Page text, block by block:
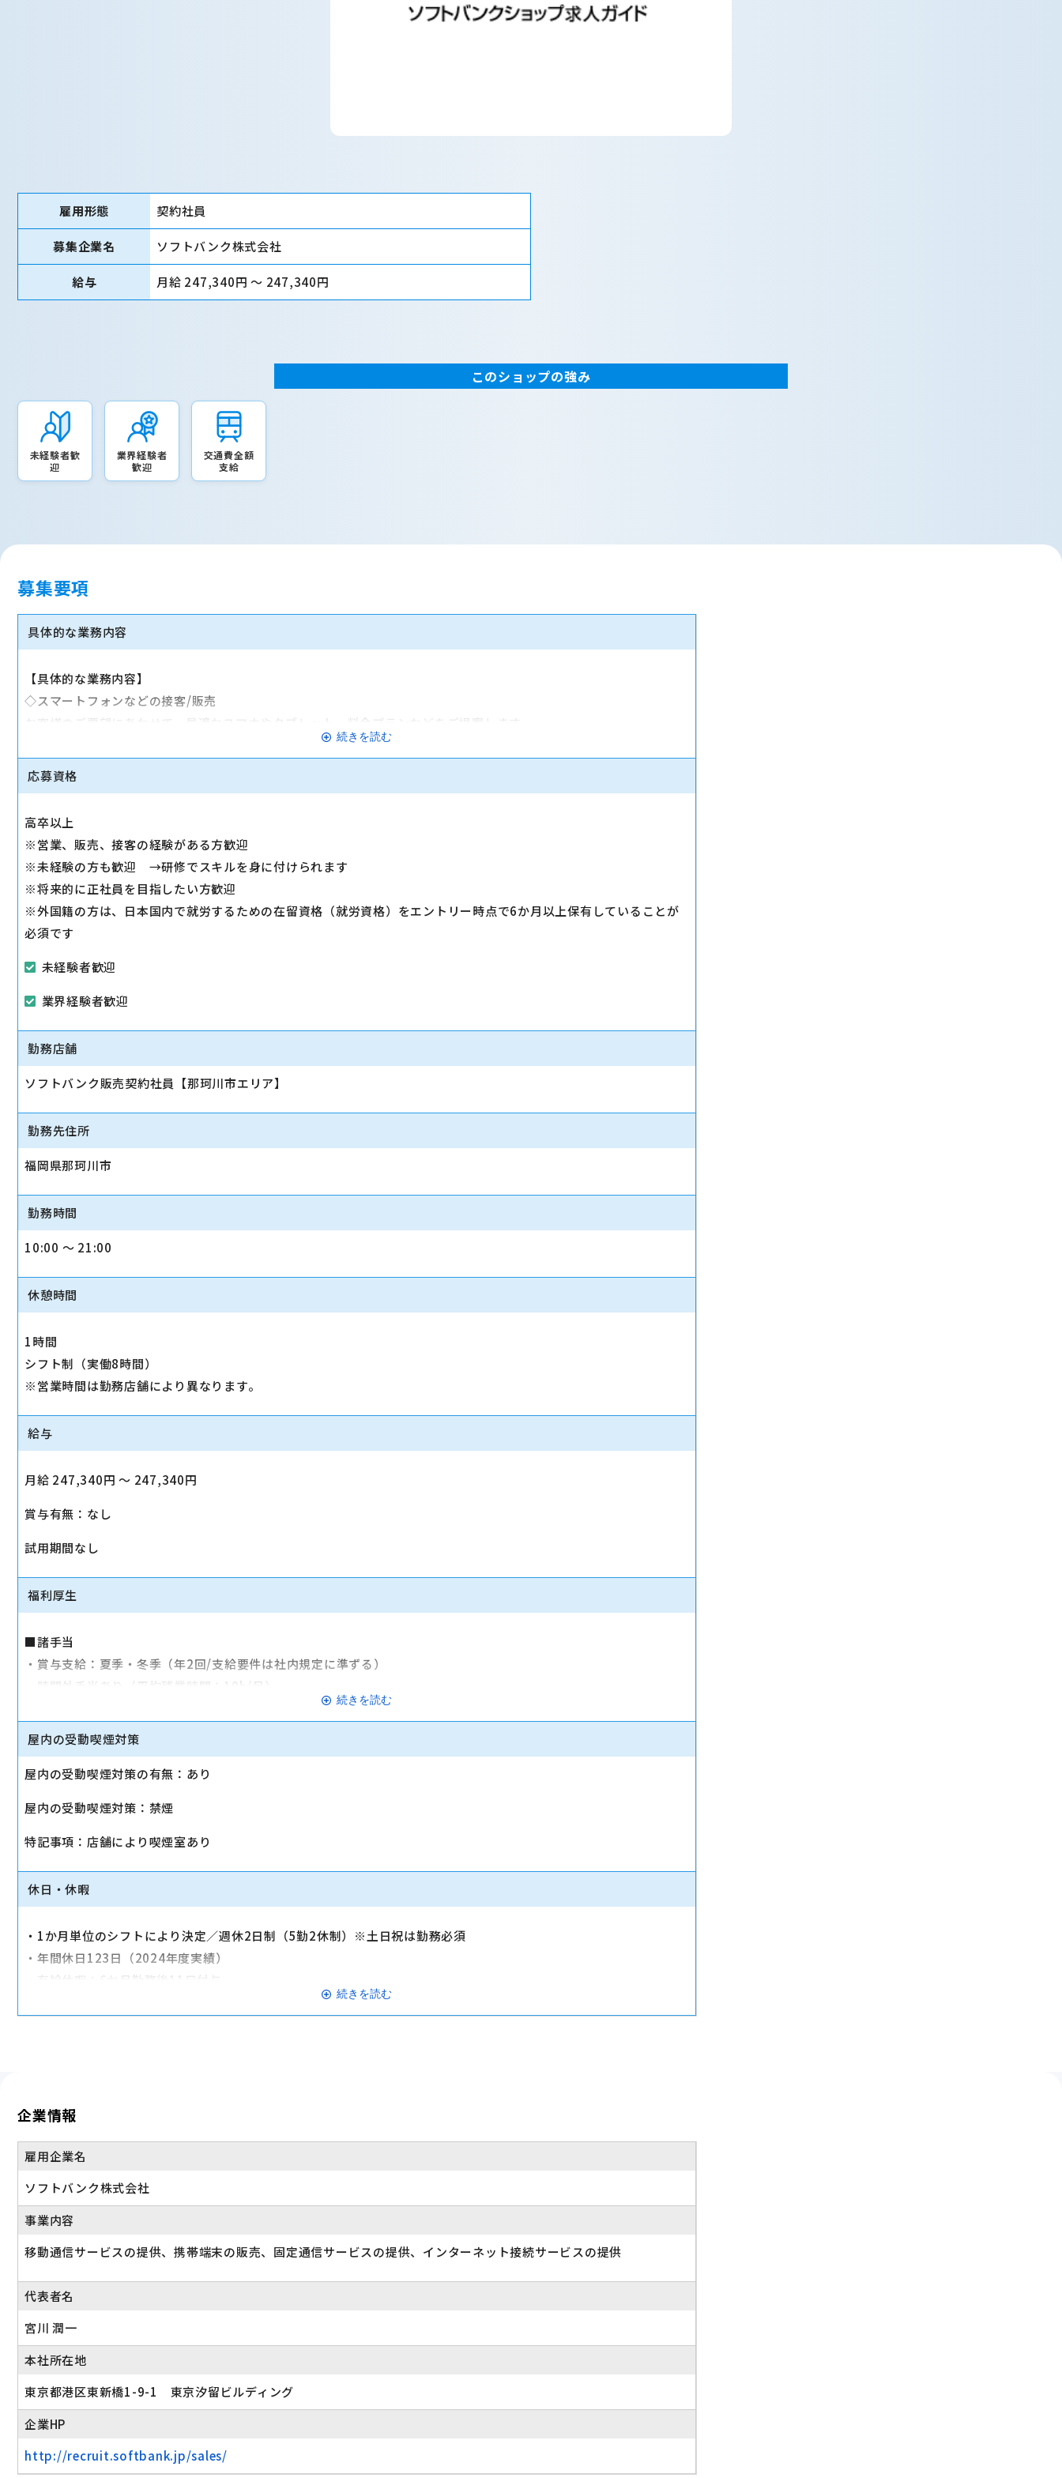
雇用形態 契約社員
募集企業名 ソフトバンク株式会社
給与 月給 247,340円 〜 247,340円
このショップの強み
未経験者歓
迎
業界経験者
歓迎
交通費全額
支給
募集要項
具体的な業務内容
【具体的な業務内容】
◇スマートフォンなどの接客/販売
お客様のご要望にあわせて、最適なスマホやタブレット、料金プランなどをご提案します。
ご希望に応じて『ソフトバンク光』などのブロードバンドサービスをご案内します。
売場のレイアウト変更など魅力的なお店作りをお願いします。
続きを読む
応募資格
高卒以上
※営業、販売、接客の経験がある方歓迎
※未経験の方も歓迎 →研修でスキルを身に付けられます
※将来的に正社員を目指したい方歓迎
※外国籍の方は、日本国内で就労するための在留資格（就労資格）をエントリー時点で6か月以上保有していることが
必須です
未経験者歓迎
業界経験者歓迎
勤務店舗
ソフトバンク販売契約社員【那珂川市エリア】
勤務先住所
福岡県那珂川市
勤務時間
10:00 〜 21:00
休憩時間
1時間
シフト制（実働8時間）
※営業時間は勤務店舗により異なります。
給与
月給 247,340円 〜 247,340円
賞与有無：なし
試用期間なし
福利厚生
■諸手当
・賞与支給：夏季・冬季（年2回/支給要件は社内規定に準ずる）
・時間外手当あり（平均残業時間：10h/月）
■その他
・入社時に研修有（職種・地域によって研修日程が異なる）
・福利厚生制度あり（自社インターネット優待制度等）
交通費全額支給
続きを読む
屋内の受動喫煙対策
屋内の受動喫煙対策の有無：あり
屋内の受動喫煙対策：禁煙
特記事項：店舗により喫煙室あり
休日・休暇
・1か月単位のシフトにより決定／週休2日制（5勤2休制）※土日祝は勤務必須
・年間休日123日（2024年度実績）
・有給休暇：6か月勤務後11日付与
・特別有給休暇：結婚休暇・配偶者出産休暇・交通遮断休暇・忌引休暇
続きを読む
企業情報
雇用企業名
ソフトバンク株式会社
事業内容
移動通信サービスの提供、携帯端末の販売、固定通信サービスの提供、インターネット接続サービスの提供
代表者名
宮川 潤一
本社所在地
東京都港区東新橋1-9-1 東京汐留ビルディング
企業HP
http://recruit.softbank.jp/sales/